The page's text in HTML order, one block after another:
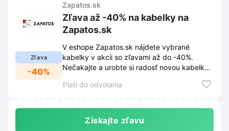
Zľava
-40%
Zapatos.sk
Zľava až -40% na kabelky na
Zapatos.sk
V eshope Zapatos.sk nájdete vybrané
kabelky v akcii so zľavami až do -40%.
Nečakajte a urobte si radosť novou kabelkou
Platí do odvolania
Získajte zľavu